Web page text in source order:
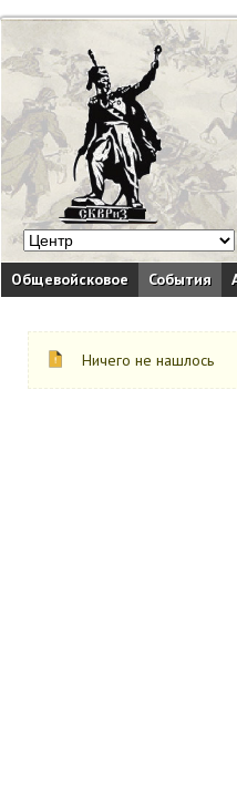
Общевойсковое События
Ничего не нашлось